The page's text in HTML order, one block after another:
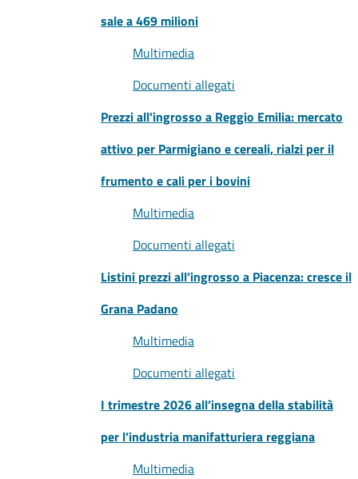
sale a 469 milioni
Multimedia
Documenti allegati
Prezzi all'ingrosso a Reggio Emilia: mercato
attivo per Parmigiano e cereali, rialzi per il
frumento e cali per i bovini
Multimedia
Documenti allegati
Listini prezzi all’ingrosso a Piacenza: cresce il
Grana Padano
Multimedia
Documenti allegati
I trimestre 2026 all’insegna della stabilità
per l’industria manifatturiera reggiana
Multimedia